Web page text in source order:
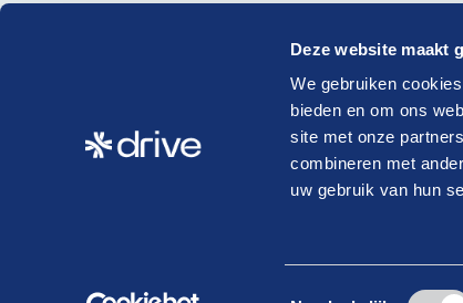
Deze website maakt
We gebruiken
bieden en om ons
site met onze
combineren met
uw gebruik van hun
Toestemmingsselectie
Krijg als lid toegang tot exclusieve